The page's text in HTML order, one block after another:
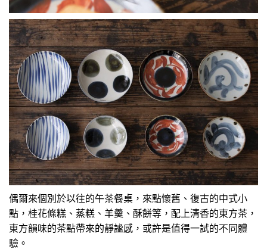
偶爾來個別於以往的午茶餐桌，來點懷舊、復古的中式小
點，桂花條糕、蒸糕、羊羹、酥餅等，配上清香的東方茶，
東方韻味的茶點帶來的靜謐感，或許是值得一試的不同體
驗。